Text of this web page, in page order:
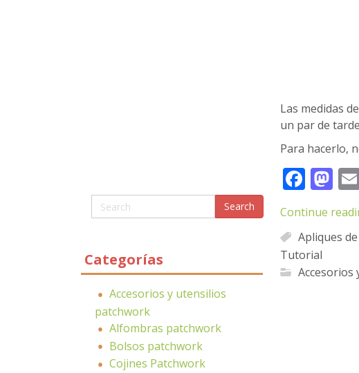
Categorías
Accesorios y utensilios
patchwork
Alfombras patchwork
Bolsos patchwork
Cojines Patchwork
Las medidas
un par de
Para hacerlo,
Continue
Apliques
Tutorial